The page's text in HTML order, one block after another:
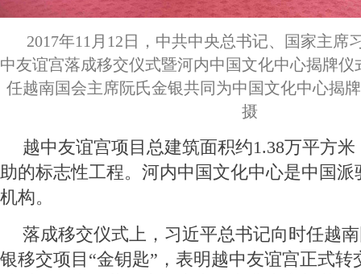
2017年11月12日，中共中央总书记、国家主席
中友谊宫落成移交仪式暨河内中国文化中心揭牌
任越南国会主席阮氏金银共同为中国文化中心揭
摄
越中友谊宫项目总建筑面积约1.38万平方
助的标志性工程。河内中国文化中心是中国
机构。
落成移交仪式上，习近平总书记向时任越
银移交项目“金钥匙”，表明越中友谊宫正式转